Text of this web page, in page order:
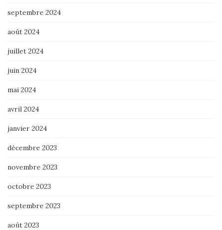
septembre 2024
août 2024
juillet 2024
juin 2024
mai 2024
avril 2024
janvier 2024
décembre 2023
novembre 2023
octobre 2023
septembre 2023
août 2023